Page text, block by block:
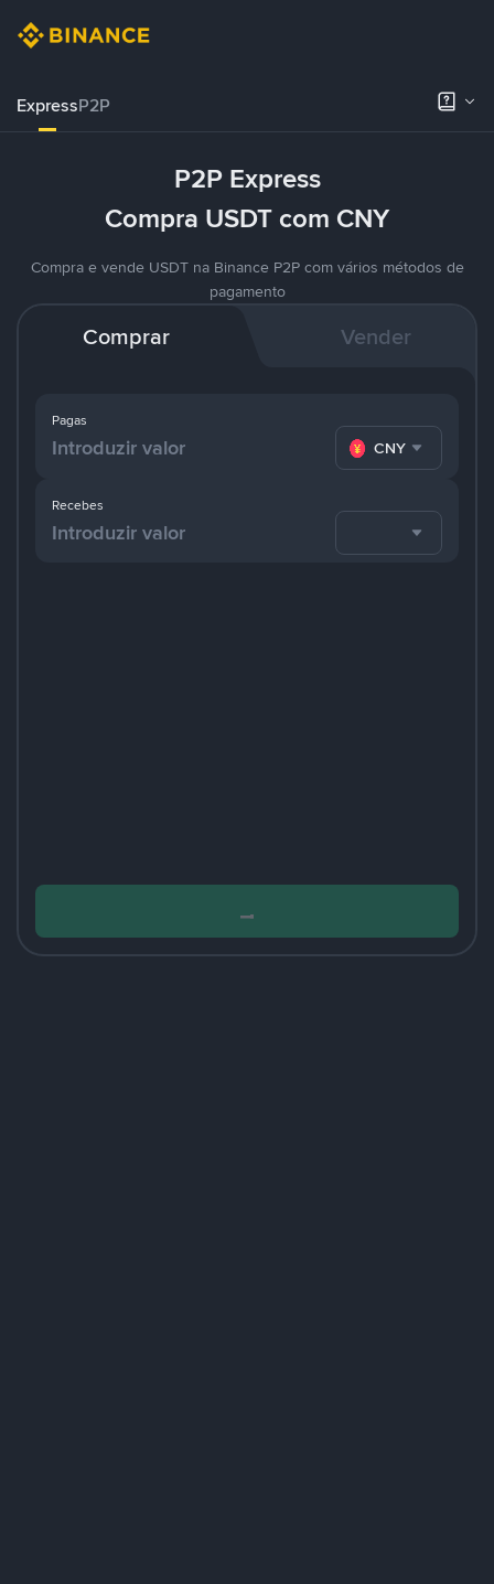
ExpressP2P
P2P Express
Compra USDT com CNY
Compra e vende USDT na Binance P2P com vários métodos de
pagamento
Comprar Vender
Pagas
CNY
Recebes